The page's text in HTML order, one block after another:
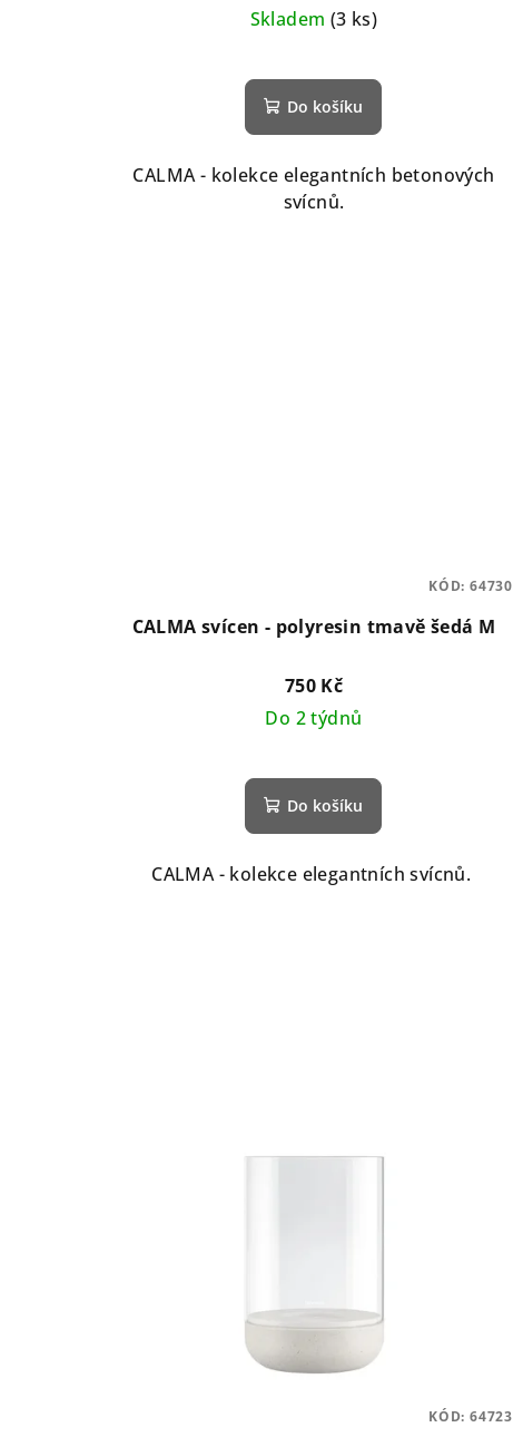
Skladem (3 ks)
Do košíku
CALMA - kolekce elegantních betonových
svícnů.
CALMA svícen - polyresin tmavě šedá M
750 Kč
Do 2 týdnů
Do košíku
CALMA - kolekce elegantních svícnů.
KÓD: 64730
KÓD: 64723